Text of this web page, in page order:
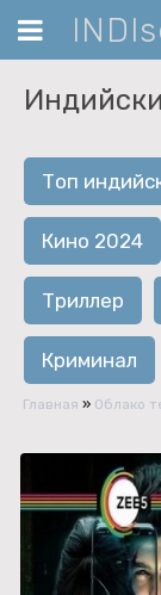
Топ
Кино 2024
Триллер
Криминал
Главная » Облако